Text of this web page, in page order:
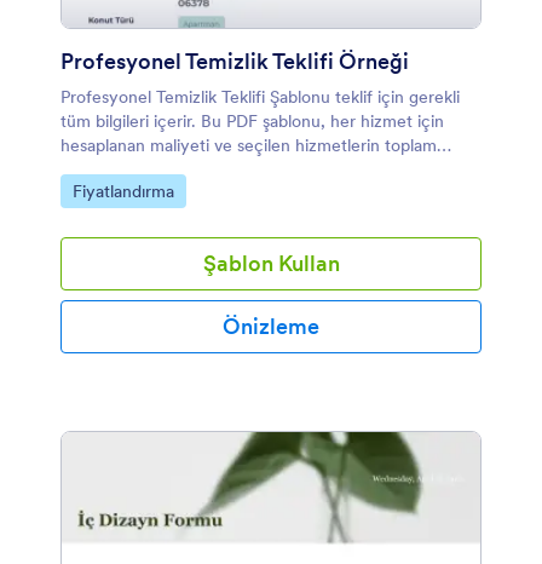
Profesyonel Temizlik Teklifi Örneği
Profesyonel Temizlik Teklifi Şablonu teklif için gerekli
tüm bilgileri içerir. Bu PDF şablonu, her hizmet için
hesaplanan maliyeti ve seçilen hizmetlerin toplam
miktarını otomatik olarak gösterecektir.
Kategoriye git:
Fiyatlandırma
Şablon Kullan
Önizleme